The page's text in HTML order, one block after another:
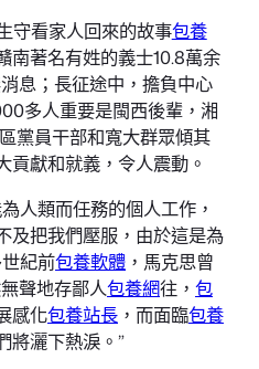
守看家人回來的故事包養
南著名有姓的義士10.8萬余
息；長征途中，擔負中心
多人重要是閩西後輩，湘
黨員干部和寬大群眾傾其
貢獻和就義，令人震動。
人類而任務的個人工作，
及把我們壓服，由於這是為
紀前包養軟體 ，馬克思曾
聲地存鄙人包養網往， 包
感化包養站長 ，而面臨包養
將灑下熱淚。”